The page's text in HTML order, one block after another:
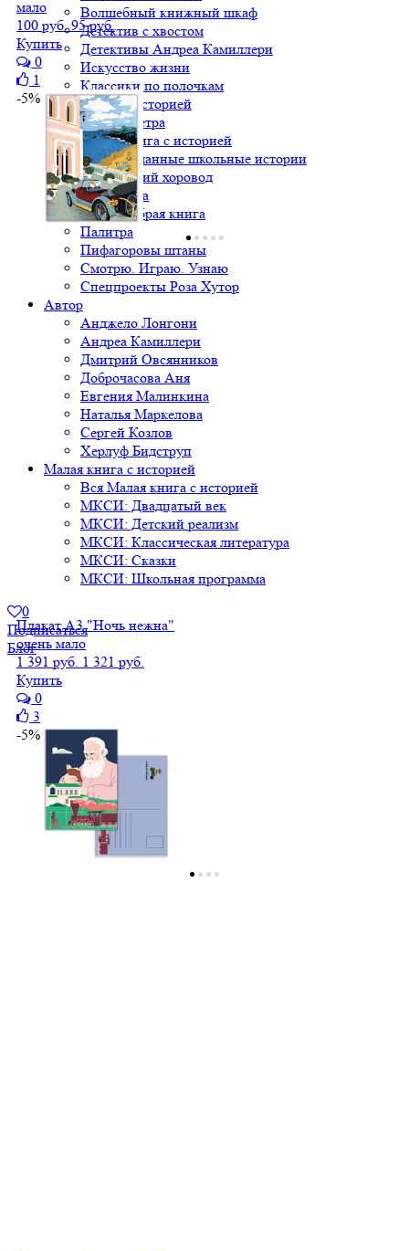
Волшебный книжный шкаф
Детектив с хвостом
Детективы Андреа Камиллери
Искусство жизни
Классики по полочкам
Книга с историей
Крылья ветра
Малая книга с историей
Непридуманные школьные истории
Новогодний хоровод
Один дома
Очень добрая книга
Палитра
Пифагоровы штаны
Смотрю. Играю. Узнаю
Спецпроекты Роза Хутор
Автор
Анджело Лонгони
Андреа Камиллери
Дмитрий Овсянников
Доброчасова Аня
Евгения Малинкина
Наталья Маркелова
Сергей Козлов
Херлуф Бидструп
Малая книга с историей
Вся Малая книга с историей
МКСИ: Двадцатый век
МКСИ: Детский реализм
МКСИ: Классическая литература
МКСИ: Сказки
МКСИ: Школьная программа
0
Подписаться
Блог
мало
100 руб. 95 руб.
Купить
0
1
-5%
Плакат А3 "Ночь нежна"
очень мало
1 391 руб. 1 321 руб.
Купить
0
3
-5%